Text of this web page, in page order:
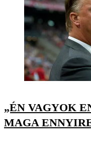
„ÉN VAGYOK
MAGA